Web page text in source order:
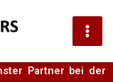
Partner bei der